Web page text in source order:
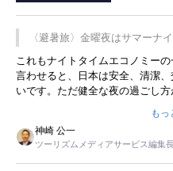
〈避暑旅〉金曜夜はサマーナ
これもナイトタイムエコノミー
言わせると、日本は安全、清潔
いです。ただ健全な夜の過ごし
ような意味で、金曜夜にこのよ
限らず外国人にとっても楽しみが
もっ
神崎 公一
ツーリズムメディアサービス編集